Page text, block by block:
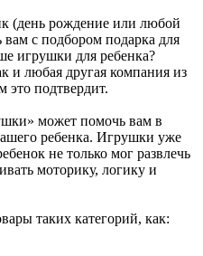
(день рождение или любой
с подбором подарка для
игрушки для ребенка?
и любая другая компания из
это подтвердит.
может помочь вам в
ребенка. Игрушки уже
не только мог развлечь
моторику, логику и
таких категорий, как: